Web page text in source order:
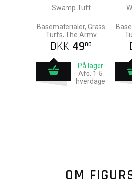
Swamp Tuft
Basematerialer, Grass
Turfs, The Army
Painter
DKK 4900
På lager
Afs.:1-5
hverdage
OM